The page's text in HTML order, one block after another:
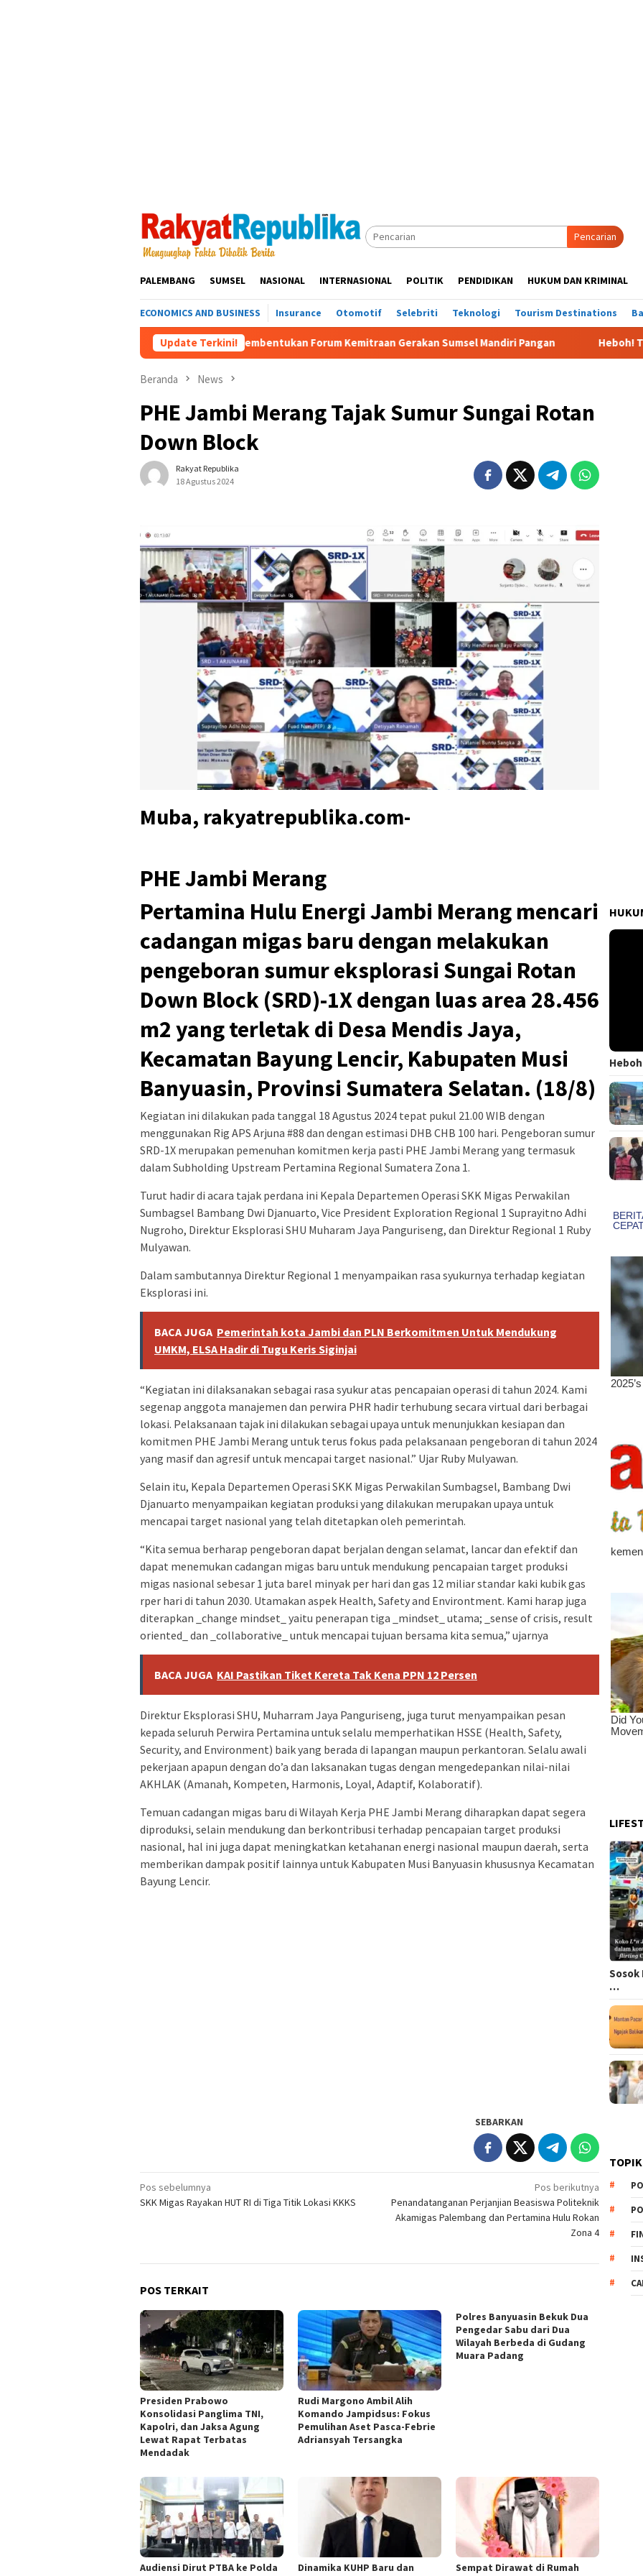
Pencarian
PALEMBANG SUMSEL NASIONAL INTERNASIONAL POLITIK PENDIDIKAN HUKUM DAN KRIMINAL
ECONOMICS AND BUSINESS Insurance Otomotif Selebriti Teknologi Tourism Destinations
Update Terkini!
Persiapan Pembentukan Forum Kemitraan Gerakan Sumsel Mandiri Pangan Heboh! Tragedi Mutilasi di
Beranda News
PHE Jambi Merang Tajak Sumur Sungai Rotan
Down Block
Rakyat Republika
18 Agustus 2024
Muba, rakyatrepublika.com-
PHE Jambi Merang
Pertamina Hulu Energi Jambi Merang mencari
cadangan migas baru dengan melakukan
pengeboran sumur eksplorasi Sungai Rotan
Down Block (SRD)-1X dengan luas area 28.456
m2 yang terletak di Desa Mendis Jaya,
Kecamatan Bayung Lencir, Kabupaten Musi
Banyuasin, Provinsi Sumatera Selatan. (18/8)
Kegiatan ini dilakukan pada tanggal 18 Agustus 2024 tepat pukul 21.00 WIB dengan
menggunakan Rig APS Arjuna #88 dan dengan estimasi DHB CHB 100 hari. Pengeboran sumur
SRD-1X merupakan pemenuhan komitmen kerja pasti PHE Jambi Merang yang termasuk
dalam Subholding Upstream Pertamina Regional Sumatera Zona 1.
Turut hadir di acara tajak perdana ini Kepala Departemen Operasi SKK Migas Perwakilan
Sumbagsel Bambang Dwi Djanuarto, Vice President Exploration Regional 1 Suprayitno Adhi
Nugroho, Direktur Eksplorasi SHU Muharam Jaya Panguriseng, dan Direktur Regional 1 Ruby
Mulyawan.
Dalam sambutannya Direktur Regional 1 menyampaikan rasa syukurnya terhadap kegiatan
Eksplorasi ini.
BACA JUGA Pemerintah kota Jambi dan PLN Berkomitmen Untuk Mendukung
UMKM, ELSA Hadir di Tugu Keris Siginjai
“Kegiatan ini dilaksanakan sebagai rasa syukur atas pencapaian operasi di tahun 2024. Kami
segenap anggota manajemen dan perwira PHR hadir terhubung secara virtual dari berbagai
lokasi. Pelaksanaan tajak ini dilakukan sebagai upaya untuk menunjukkan kesiapan dan
komitmen PHE Jambi Merang untuk terus fokus pada pelaksanaan pengeboran di tahun 2024
yang masif dan agresif untuk mencapai target nasional.” Ujar Ruby Mulyawan.
Selain itu, Kepala Departemen Operasi SKK Migas Perwakilan Sumbagsel, Bambang Dwi
Djanuarto menyampaikan kegiatan produksi yang dilakukan merupakan upaya untuk
mencapai target nasional yang telah ditetapkan oleh pemerintah.
“Kita semua berharap pengeboran dapat berjalan dengan selamat, lancar dan efektif dan
dapat menemukan cadangan migas baru untuk mendukung pencapaian target produksi
migas nasional sebesar 1 juta barel minyak per hari dan gas 12 miliar standar kaki kubik gas
rper hari di tahun 2030. Utamakan aspek Health, Safety and Environtment. Kami harap juga
diterapkan _change mindset_ yaitu penerapan tiga _mindset_ utama; _sense of crisis, result
oriented_ dan _collaborative_ untuk mencapai tujuan bersama kita semua,” ujarnya
BACA JUGA KAI Pastikan Tiket Kereta Tak Kena PPN 12 Persen
Direktur Eksplorasi SHU, Muharram Jaya Panguriseng, juga turut menyampaikan pesan
kepada seluruh Perwira Pertamina untuk selalu memperhatikan HSSE (Health, Safety,
Security, and Environment) baik yang berada di lapangan maupun perkantoran. Selalu awali
pekerjaan apapun dengan do’a dan laksanakan tugas dengan mengedepankan nilai-nilai
AKHLAK (Amanah, Kompeten, Harmonis, Loyal, Adaptif, Kolaboratif).
Temuan cadangan migas baru di Wilayah Kerja PHE Jambi Merang diharapkan dapat segera
diproduksi, selain mendukung dan berkontribusi terhadap pencapaian target produksi
nasional, hal ini juga dapat meningkatkan ketahanan energi nasional maupun daerah, serta
memberikan dampak positif lainnya untuk Kabupaten Musi Banyuasin khususnya Kecamatan
Bayung Lencir.
SEBARKAN
Navigasi
pos
Pos sebelumnya
SKK Migas Rayakan HUT RI di Tiga Titik Lokasi KKKS
Pos berikutnya
Penandatanganan Perjanjian Beasiswa Politeknik
Akamigas Palembang dan Pertamina Hulu Rokan
Zona 4
POS TERKAIT
Presiden Prabowo
Konsolidasi Panglima TNI,
Kapolri, dan Jaksa Agung
Lewat Rapat Terbatas
Mendadak
Rudi Margono Ambil Alih
Komando Jampidsus: Fokus
Pemulihan Aset Pasca-Febrie
Adriansyah Tersangka
Polres Banyuasin Bekuk Dua
Pengedar Sabu dari Dua
Wilayah Berbeda di Gudang
Muara Padang
Audiensi Dirut PTBA ke Polda
Dinamika KUHP Baru dan
Sempat Dirawat di Rumah
…